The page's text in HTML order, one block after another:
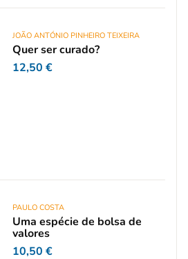
JOÃO ANTÓNIO PINHEIRO TEIXEIRA
Quer ser curado?
12,50 €
PAULO COSTA
Uma espécie de bolsa de
valores
10,50 €